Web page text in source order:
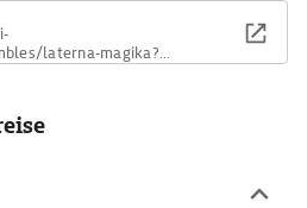
laterna-magika?